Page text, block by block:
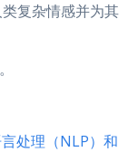
复杂情感并为其
处理（NLP）和